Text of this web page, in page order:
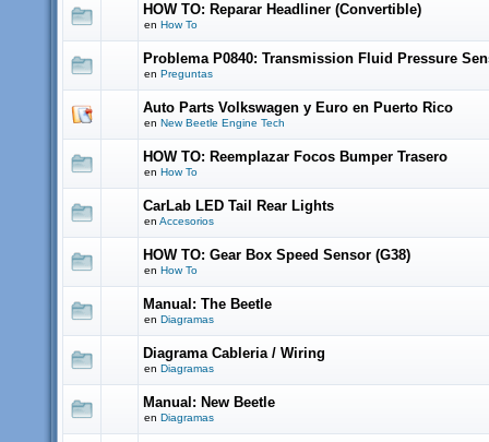
HOW TO: Reparar Headliner (Convertible)
en How To
Problema P0840: Transmission Fluid Pressure
en Preguntas
Auto Parts Volkswagen y Euro en Puerto Rico
en New Beetle Engine Tech
HOW TO: Reemplazar Focos Bumper Trasero
en How To
CarLab LED Tail Rear Lights
en Accesorios
HOW TO: Gear Box Speed Sensor (G38)
en How To
Manual: The Beetle
en Diagramas
Diagrama Cableria / Wiring
en Diagramas
Manual: New Beetle
en Diagramas